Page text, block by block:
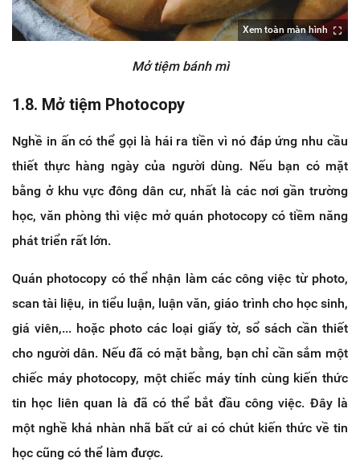
Xem toàn màn hình
Mở tiệm bánh mì
1.8. Mở tiệm Photocopy
Nghề in ấn có thể gọi là hái ra tiền vì nó đáp ứng nhu cầu
thiết thực hàng ngày của người dùng. Nếu bạn có mặt
bằng ở khu vực đông dân cư, nhất là các nơi gần trường
học, văn phòng thì việc mở quán photocopy có tiềm năng
phát triển rất lớn.
Quán photocopy có thể nhận làm các công việc từ photo,
scan tài liệu, in tiểu luận, luận văn, giáo trình cho học sinh,
giá viên,... hoặc photo các loại giấy tờ, sổ sách cần thiết
cho người dân. Nếu đã có mặt bằng, bạn chỉ cần sắm một
chiếc máy photocopy, một chiếc máy tính cùng kiến thức
tin học liên quan là đã có thể bắt đầu công việc. Đây là
một nghề khá nhàn nhã bất cứ ai có chút kiến thức về tin
học cũng có thể làm được.